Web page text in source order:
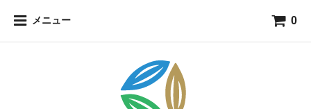
メニュー 0